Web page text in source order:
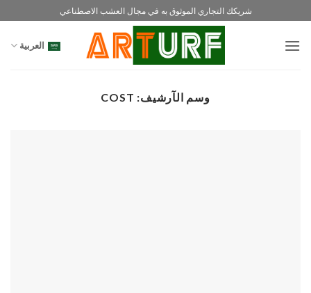
للمحتوى
شريكك التجاري الموثوق به في مجال العشب الاصطناعي
العربية
وسم الآرشيف: COST